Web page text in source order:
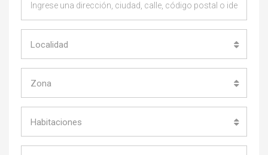
Localidad
Zona
Habitaciones